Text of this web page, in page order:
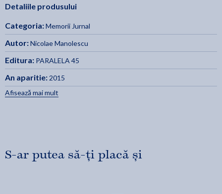
cap in cap cu impulsul de a nu admite, in viata, nicio ordine
spirit conservator. N-am iubit inovatiile, dar nu-i urasc pe
avangardisti. Detest, mai presus de orice, isteria, delirul,
irationalitatea. Rationalismul meu incurabil nu e scutit de o
puternica atractie pentru ce nu inteleg. - Nicolae Manolescu
Detaliile produsului
Categoria:Memorii Jurnal
Autor:Nicolae Manolescu
Editura: PARALELA 45
An aparitie: 2015
Afisează mai mult
S-ar putea să-ți placă și